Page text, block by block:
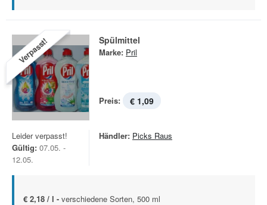
Verpasst! Spülmittel
Marke: Pril
Preis: € 1,09
Leider verpasst!
Gültig: 07.05. -
12.05.
Händler: Picks Raus
€ 2,18 / l - verschiedene Sorten, 500 ml